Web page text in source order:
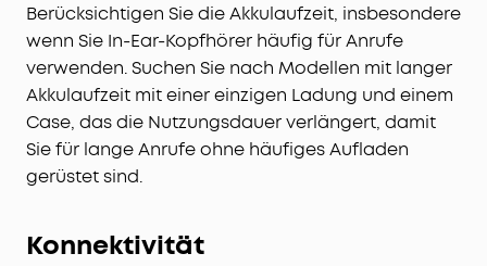
Berücksichtigen Sie die Akkulaufzeit, insbesondere
wenn Sie In-Ear-Kopfhörer häufig für Anrufe
verwenden. Suchen Sie nach Modellen mit langer
Akkulaufzeit mit einer einzigen Ladung und einem
Case, das die Nutzungsdauer verlängert, damit
Sie für lange Anrufe ohne häufiges Aufladen
gerüstet sind.
Konnektivität